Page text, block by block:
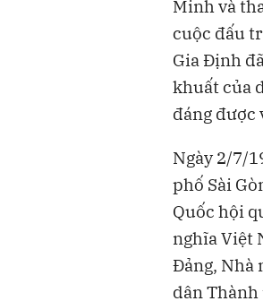
Minh và
cuộc đấu
Gia Định
khuất của
đáng được
Ngày 2/7/
phố Sài
Quốc hội
nghĩa Việt
Đảng, Nhà
dân Thành